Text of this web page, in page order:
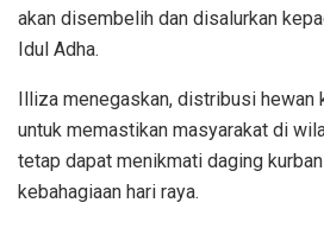
akan disembelih dan disalurkan
Idul Adha.
Illiza menegaskan, distribusi hewan
untuk memastikan masyarakat di
tetap dapat menikmati daging
kebahagiaan hari raya.